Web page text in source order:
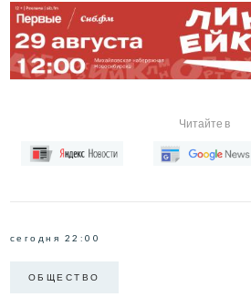
Читайте в
сегодня 22:00
ОБЩЕСТВО